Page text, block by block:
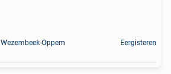
Wezembeek-Oppem Eergisteren